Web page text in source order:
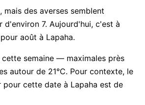
mais des averses semblent
d'environ 7. Aujourd'hui, c'est à
août à Lapaha.
cette semaine — maximales près
autour de 21°C. Pour contexte, le
pour cette date à Lapaha est de